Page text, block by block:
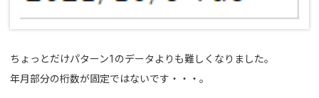
ちょっとだけパターン1のデータよりも難しくなりました。
年月部分の桁数が固定ではないです・・・。